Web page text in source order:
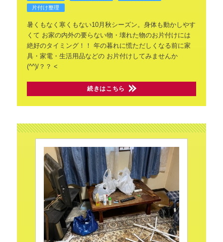
片付け整理
暑くもなく寒くもない10月秋シーズン。身体も動かしやす
くて お家の内外の要らない物・壊れた物のお片付けには
絶好のタイミング！！ 年の暮れに慌ただしくなる前に家
具・家電・生活用品などのお片付けしてみませんか
(^^)/？？ <
続きはこちら